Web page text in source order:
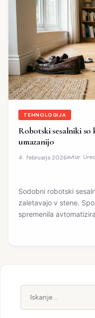
TEHNOLOGIJA
Robotski sesalniki
umazanijo
4. februarja 2026avtor:
Sodobni robotski
zaletavajo v stene.
spremenila